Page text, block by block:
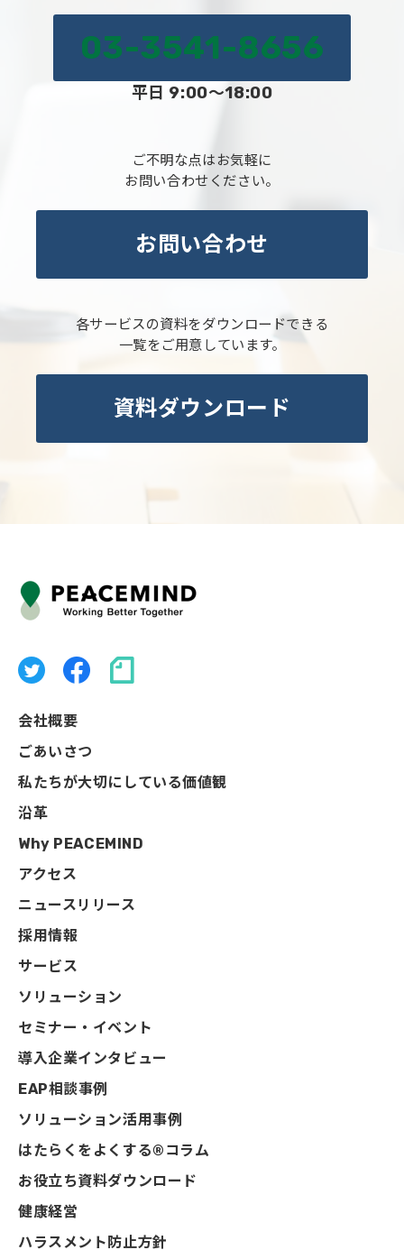
03-3541-8656
平日 9:00～18:00
ご不明な点はお気軽に
お問い合わせください。
お問い合わせ
各サービスの資料をダウンロードできる
一覧をご用意しています。
資料ダウンロード
会社概要
ごあいさつ
私たちが大切にしている価値観
沿革
Why PEACEMIND
アクセス
ニュースリリース
採用情報
サービス
ソリューション
セミナー・イベント
導入企業インタビュー
EAP相談事例
ソリューション活用事例
はたらくをよくする®コラム
お役立ち資料ダウンロード
健康経営
ハラスメント防止方針